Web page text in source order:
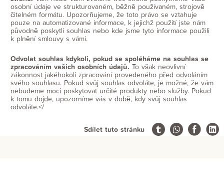
osobní údaje ve strukturovaném, běžně používaném, strojově
čitelném formátu. Upozorňujeme, že toto právo se vztahuje
pouze na automatizované informace, k jejichž použití jste nám
původně poskytli souhlas nebo kde jsme tyto informace použili
k plnění smlouvy s vámi.
Odvolat souhlas kdykoli, pokud se spoléháme na souhlas se
zpracováním vašich osobních údajů. To však neovlivní
zákonnost jakéhokoli zpracování provedeného před odvoláním
svého souhlasu. Pokud svůj souhlas odvoláte, je možné, že vám
nebudeme moci poskytovat určité produkty nebo služby. Pokud
k tomu dojde, upozorníme vás v době, kdy svůj souhlas
odvoláte.</
Sdílet tuto stránku